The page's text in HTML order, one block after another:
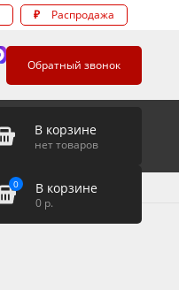
₽ Распродажа
Обратный звонок
В корзине
нет товаров
0 В корзине
0 р.